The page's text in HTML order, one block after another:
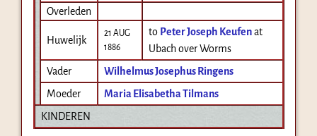
Overleden
Huwelijk
21 AUG
1886
to Peter Joseph Keufen at
Ubach over Worms
Vader
Wilhelmus Josephus Ringens
Moeder
Maria Elisabetha Tilmans
KINDEREN